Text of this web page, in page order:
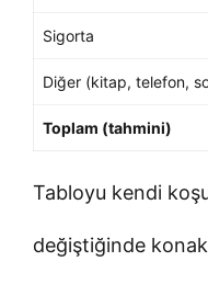
Sigorta
Diğer (kitap, telefon,
Toplam (tahmini)
Tabloyu kendi
değiştiğinde